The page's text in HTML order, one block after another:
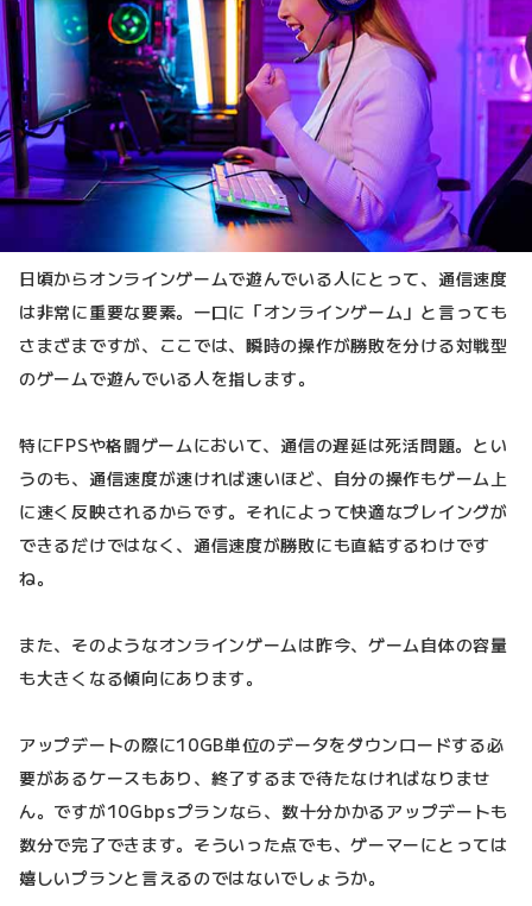
日頃からオンラインゲームで遊んでいる人にとって、通信速度
は非常に重要な要素。一口に「オンラインゲーム」と言っても
さまざまですが、ここでは、瞬時の操作が勝敗を分ける対戦型
のゲームで遊んでいる人を指します。
特にFPSや格闘ゲームにおいて、通信の遅延は死活問題。とい
うのも、通信速度が速ければ速いほど、自分の操作もゲーム上
に速く反映されるからです。それによって快適なプレイングが
できるだけではなく、通信速度が勝敗にも直結するわけです
ね。
また、そのようなオンラインゲームは昨今、ゲーム自体の容量
も大きくなる傾向にあります。
アップデートの際に10GB単位のデータをダウンロードする必
要があるケースもあり、終了するまで待たなければなりませ
ん。ですが10Gbpsプランなら、数十分かかるアップデートも
数分で完了できます。そういった点でも、ゲーマーにとっては
嬉しいプランと言えるのではないでしょうか。